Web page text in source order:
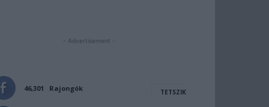
- Advertisement -
46,301 Rajongók TETSZIK